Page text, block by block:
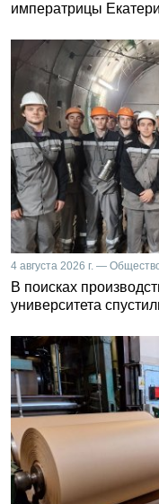
императрицы
4 августа 2026 г. —
В поисках
университета